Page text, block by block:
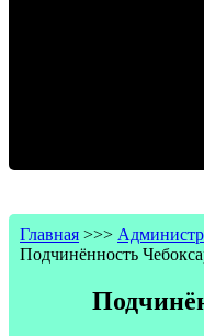
Главная >>>
Подчинённость